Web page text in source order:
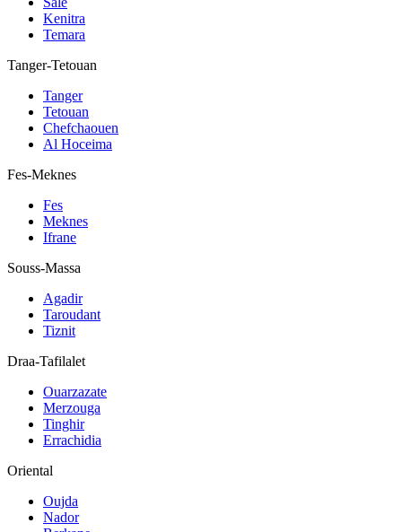
Kenitra
Temara
Tanger-Tetouan
Tanger
Tetouan
Chefchaouen
Al Hoceima
Fes-Meknes
Fes
Meknes
Ifrane
Souss-Massa
Agadir
Taroudant
Tiznit
Draa-Tafilalet
Ouarzazate
Merzouga
Tinghir
Errachidia
Oriental
Oujda
Nador